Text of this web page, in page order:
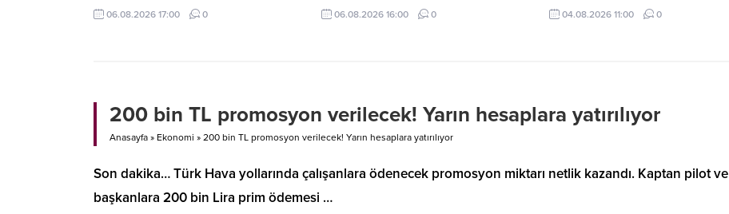
06.08.2026 17:00 0
Nükleer Güç Santralinin (NGS) 1. güç
ünitesindeki türbin tesisi sistemlerinin
06.08.2026 16:00 0 04.08.2026 11:00 0
200 bin TL promosyon verilecek! Yarın hesaplara yatırılıyor
Anasayfa » Ekonomi » 200 bin TL promosyon verilecek! Yarın hesaplara yatırılıyor
Son dakika… Türk Hava yollarında çalışanlara ödenecek promosyon miktarı netlik kazandı. Kaptan pilot ve
başkanlara 200 bin Lira prim ödemesi …